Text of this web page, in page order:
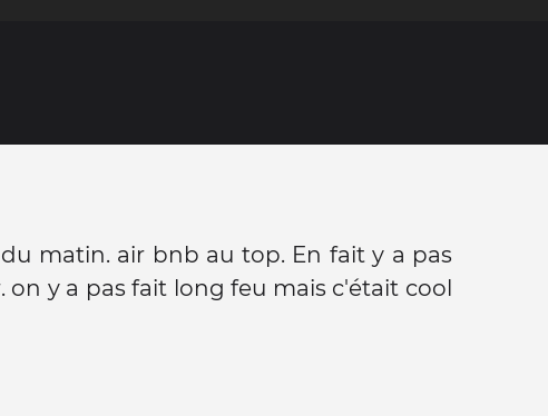
matin. air bnb au top. En fait y a pas
on y a pas fait long feu mais c'était cool